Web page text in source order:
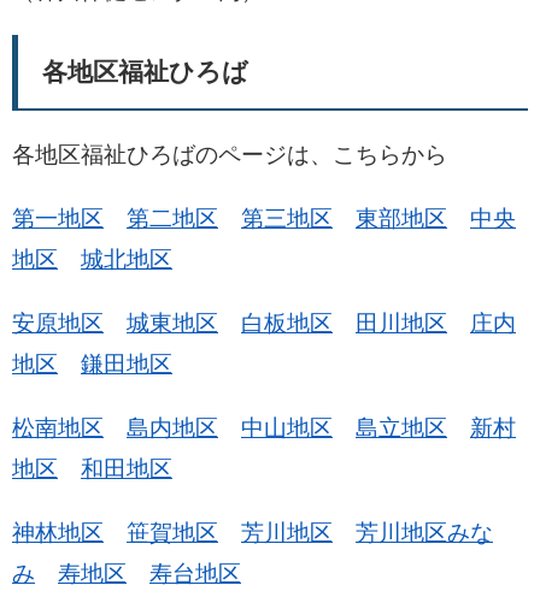
各地区福祉ひろば
各地区福祉ひろばのページは、こちらから
第一地区 第二地区 第三地区 東部地区
中央
地区
城北地区
安原地区 城東地区 白板地区 田川地区
庄内
地区
鎌田地区
松南地区 島内地区 中山地区 島立地区
新村
地区
和田地区
神林地区 笹賀地区 芳川地区
芳川地区みな
み
寿地区 寿台地区